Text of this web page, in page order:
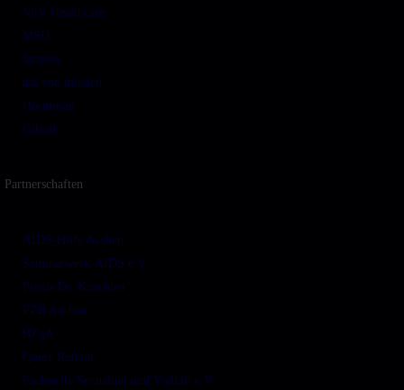
ViiV Healthcare
MSD
Janssen
nal von minden
Hormosan
Gilead
Partnerschaften
AIDS-Hilfe Aachen
Seminarwerk-AIDS e.V.
Praxis Dr. Knechten
PZB Aachen
BZgA
Queer Referat
Fachstelle Sexualität und Vielfalt e.V.